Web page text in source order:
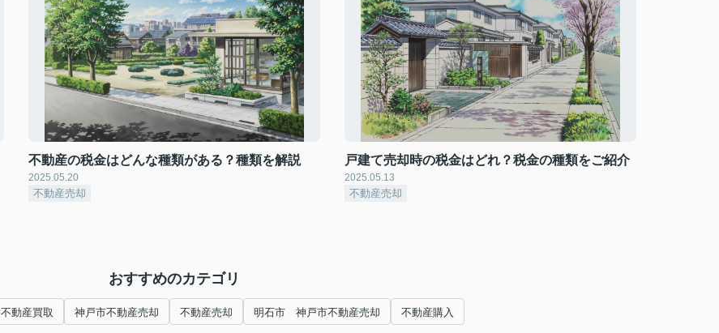
不動産の税金はどんな種類がある？種類を解説
2025.05.20
不動産売却
戸建て売却時の税金はどれ？税金の種類をご紹介
2025.05.13
不動産売却
おすすめのカテゴリ
不動産買取 神戸市不動産売却 不動産売却 明石市 神戸市不動産売却 不動産購入